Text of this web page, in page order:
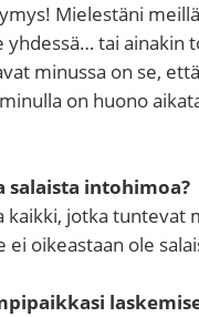
Mielestäni
yhdessä… tai ainakin
minussa on se,
on huono
salaista intohimoa?
kaikki, jotka tuntevat
ei oikeastaan ole